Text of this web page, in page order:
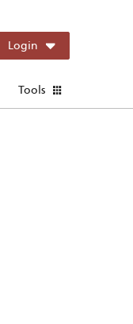
Login
Tools